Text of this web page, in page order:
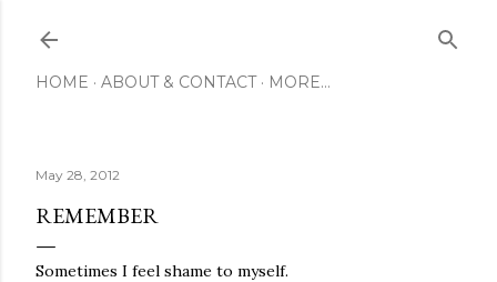
HOME ABOUT & CONTACT MORE…
May 28, 2012
REMEMBER
Sometimes I feel shame to myself.